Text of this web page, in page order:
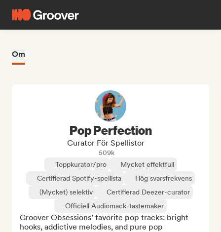
Om
Pop Perfection
Curator För Spellistor
509k
Toppkurator/pro
Mycket effektfull
Certifierad Spotify-spellista
Hög svarsfrekvens
(Mycket) selektiv
Certifierad Deezer-curator
Officiell Audiomack-tastemaker
Groover Obsessions’ favorite pop tracks: bright
hooks, addictive melodies, and pure pop